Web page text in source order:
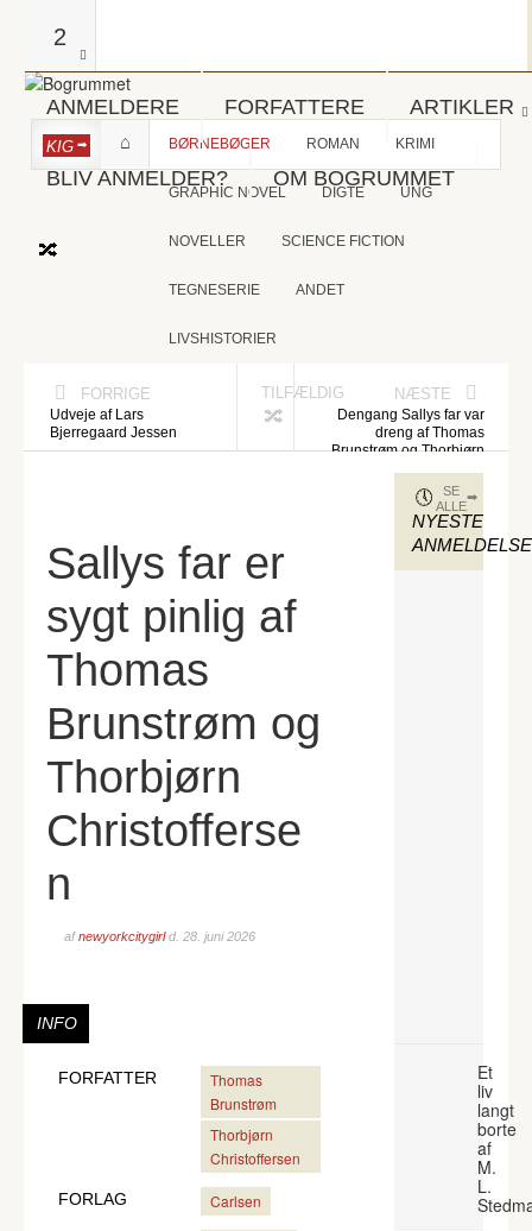
2
ANMELDERE FORFATTERE ARTIKLER
BLIV ANMELDER? OM BOGRUMMET
KIG BØRNEBØGER ROMAN KRIMI
GRAPHIC NOVEL DIGTE UNG
NOVELLER SCIENCE FICTION
TEGNESERIE ANDET
LIVSHISTORIER
FORRIGE
Udveje af Lars
Bjerregaard Jessen
TILFÆLDIG NÆSTE
Dengang Sallys far var
dreng af Thomas
Brunstrøm og Thorbjørn
Sallys far er
sygt pinlig af
Thomas
Brunstrøm og
Thorbjørn
Christofferse
n
afnewyorkcitygirld. 28. juni 2026
INFO
FORFATTER
Thomas
Brunstrøm
Thorbjørn
Christoffersen
FORLAG Carlsen
NYESTE
SE
ALLE
Et
liv
langt
borte
af
M.
L.